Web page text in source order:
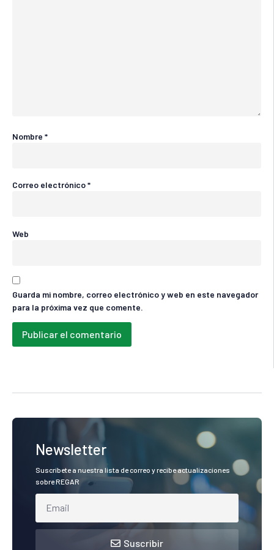
Nombre *
Correo electrónico*
Web
Guarda mi nombre, correo electrónico y web en este navegador
para la próxima vez que comente.
Newsletter
Suscríbete a nuestra lista de correo y recibe actualizaciones
sobre REGAR
Suscribir